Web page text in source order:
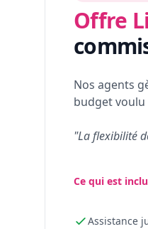
Offre
Nos agents
budget voulu
"La flexibilité
Ce qui est
Assistance